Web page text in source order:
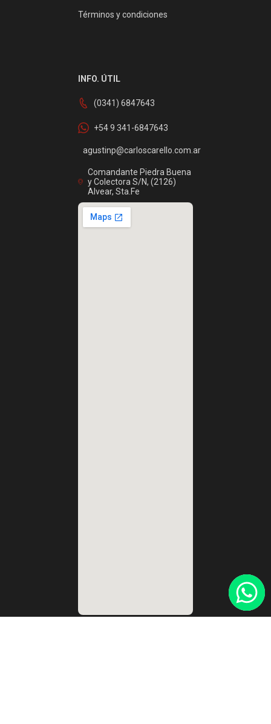
Términos y condiciones
INFO. ÚTIL
(0341) 6847643
+54 9 341-6847643
agustinp@carloscarello.com.ar
Comandante Piedra Buena
y Colectora S/N, (2126)
Alvear, Sta.Fe